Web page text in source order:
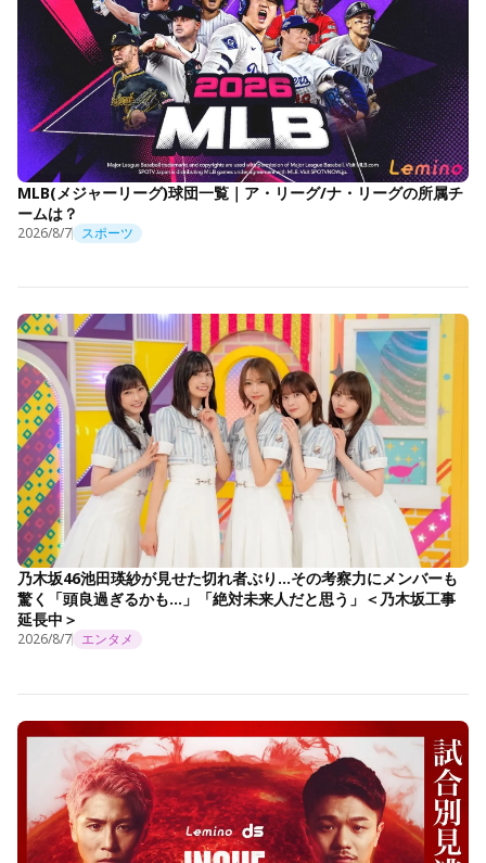
MLB(メジャーリーグ)球団一覧｜ア・リーグ/ナ・リーグの所属チ
ームは？
2026/8/7 スポーツ
乃木坂46池田瑛紗が見せた切れ者ぶり…その考察力にメンバーも
驚く「頭良過ぎるかも…」「絶対未来人だと思う」＜乃木坂工事
延長中＞
2026/8/7 エンタメ